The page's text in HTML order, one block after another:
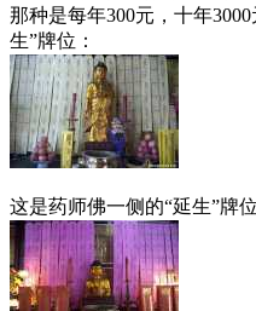
那种是每年300元，十年
生”牌位：
这是药师佛一侧的“延生”牌位